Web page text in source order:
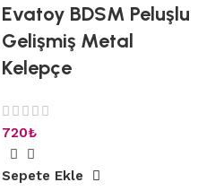
Evatoy BDSM Peluşlu
Gelişmiş Metal
Kelepçe
720₺
Sepete Ekle